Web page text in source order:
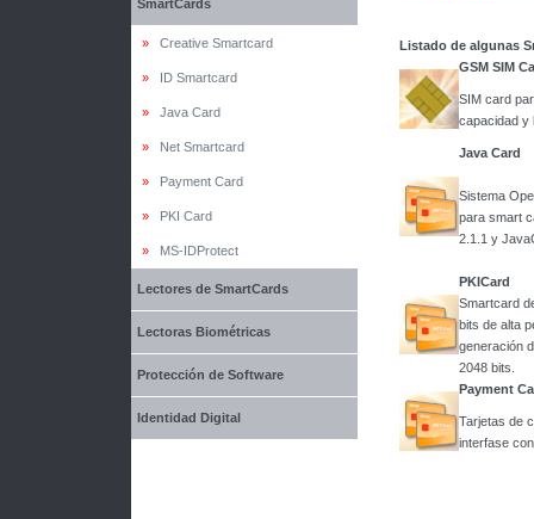
SmartCards
» Creative Smartcard
» ID Smartcard
» Java Card
» Net Smartcard
» Payment Card
» PKI Card
» MS-IDProtect
Lectores de SmartCards
Lectoras Biométricas
Protección de Software
Identidad Digital
Listado de algunas
GSM SIM
SIM card
capacidad y
Java Card
Sistema
para smart
2.1.1 y
PKICard
Smartcard
bits de alta
generación
2048 bits.
Payment
Tarjetas de
interfase